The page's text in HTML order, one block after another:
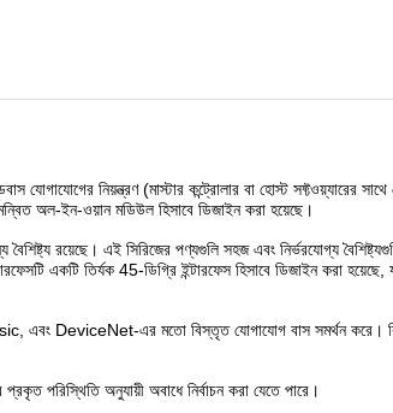
নিয়ন্ত্রণ (মাস্টার কন্ট্রোলার বা হোস্ট সফ্টওয়্যারের
অল-ইন-ওয়ান মডিউল হিসাবে ডিজাইন করা হয়েছে।
রয়েছে। এই সিরিজের পণ্যগুলি সহজ এবং নির্ভরযোগ্য
একটি তির্যক 45-ডিগ্রি ইন্টারফেস হিসাবে ডিজাইন করা হয়েছে,
এর মতো বিস্তৃত যোগাযোগ বাস সমর্থন করে।
পরিস্থিতি অনুযায়ী অবাধে নির্বাচন করা যেতে পারে।